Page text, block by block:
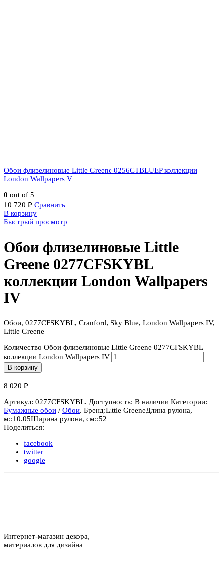
Обои флизелиновые Little Greene 0256CTBLUEP коллекции
London Wallpapers V
0 out of 5
10 720 ₽ Сравнить
В корзину
Быстрый просмотр
Обои флизелиновые Little
Greene 0277CFSKYBL
коллекции London Wallpapers
IV
Обои, 0277CFSKYBL, Cranford, Sky Blue, London Wallpapers IV,
Little Greene
Количество Обои флизелиновые Little Greene 0277CFSKYBL
коллекции London Wallpapers IV
В корзину
8 020 ₽
Артикул: 0277CFSKYBL. Доступность: В наличии Категории:
Бумажные обои / Обои. Бренд:Little GreeneДлина рулона,
м::10.05Ширина рулона, см::52
Поделиться:
facebook
twitter
google
Интернет-магазин декора,
материалов для дизайна